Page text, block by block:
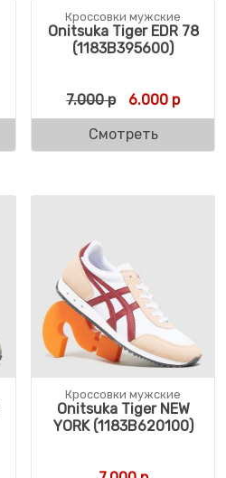
Кроссовки мужские
Onitsuka Tiger EDR 78
(1183B395600)
7.000р 6.000 р
Смотреть
Кроссовки мужские
Onitsuka Tiger NEW
YORK (1183B620100)